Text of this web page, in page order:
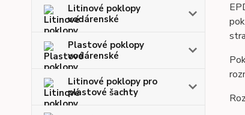
Litinové poklopy
vodárenské
Plastové poklopy
vodárenské
Litinové poklopy pro
plastové šachty